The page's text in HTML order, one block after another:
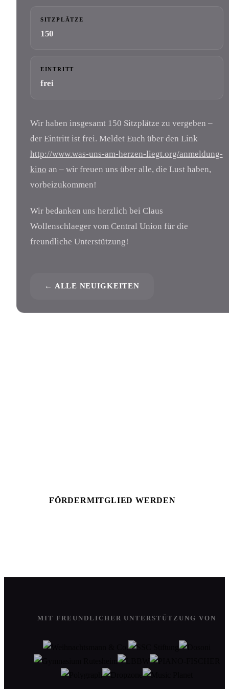
SITZPLÄTZE
150
EINTRITT
frei
Wir haben insgesamt 150 Sitzplätze zu vergeben –
der Eintritt ist frei. Meldet Euch über den Link
http://www.was-uns-am-herzen-liegt.org/anmeldung-
kino an – wir freuen uns über alle, die Lust haben,
vorbeizukommen!
Wir bedanken uns herzlich bei Claus
Wollenschlaeger vom Central Union für die
freundliche Unterstützung!
← ALLE NEUIGKEITEN
FÖRDERMITGLIED WERDEN
MIT FREUNDLICHER UNTERSTÜTZUNG VON